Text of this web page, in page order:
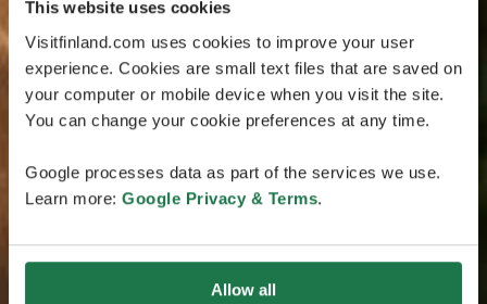
This website uses cookies
Visitfinland.com uses cookies to improve your user
experience. Cookies are small text files that are saved on
your computer or mobile device when you visit the site.
You can change your cookie preferences at any time.
Google processes data as part of the services we use.
Learn more: Google Privacy & Terms.
Allow all